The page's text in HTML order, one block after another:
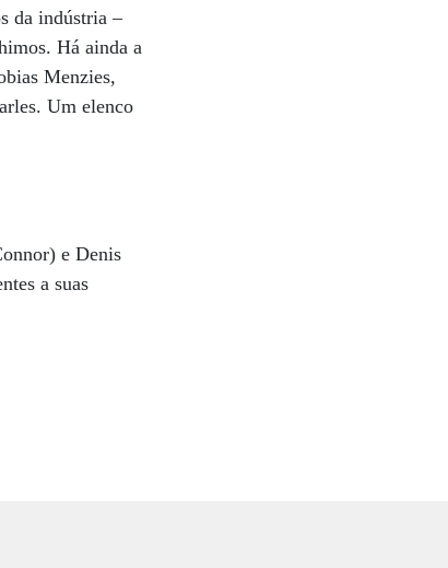
da indústria –
Há ainda a
Menzies,
Um elenco
e Denis
a suas